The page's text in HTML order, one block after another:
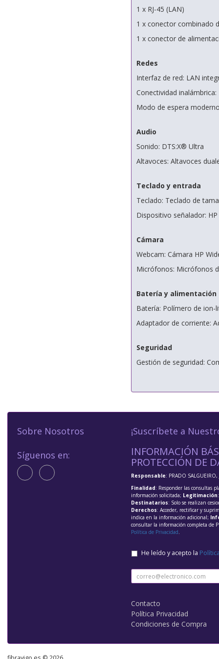
1 x RJ-45 (LAN)
1 x conector combinado
1 x conector de
Redes
Interfaz de red: LAN
Conectividad
Modo de espera
Audio
Sonido: DTS:X® Ultra
Altavoces: Altavoces
Teclado y entrada
Teclado: Teclado de
Dispositivo señalador:
Cámara
Webcam: Cámara HP
Micrófonos: Micrófonos
Batería y alimentación
Batería: Polímero de ion-
Adaptador de corriente:
Seguridad
Gestión de seguridad:
Sobre Nosotros
Síguenos en:
¡Suscríbete a
INFORMACIÓN
PROTECCIÓN DE
Responsable: PRADO SALGUEIRO,
Finalidad: Responder las consultas
información solicitada; Legitimación
Destinatarios: Solo se realizan
Derechos: Acceder, rectificar y
indica en la información adicional;
consultar la información completa de
Política de Privacidad.
He leído y acepto la
Contacto
Política Privacidad
Condiciones de Compra